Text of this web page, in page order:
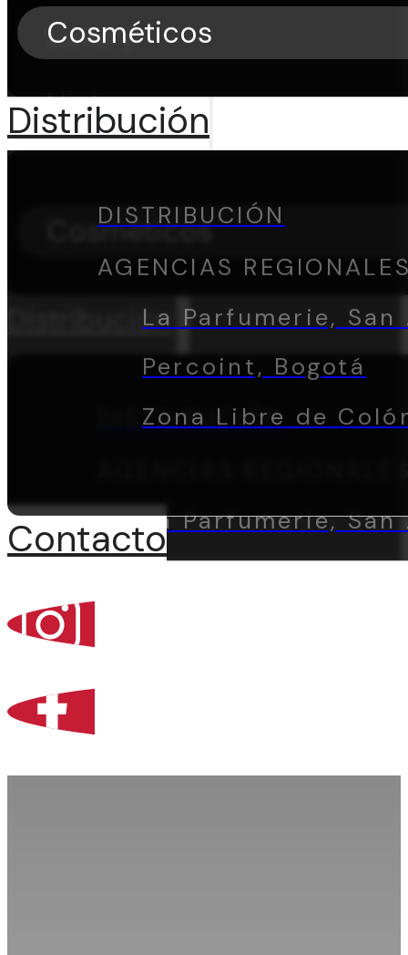
Luxury
Niche
Cosméticos
Distribución
DISTRIBUCIÓN
La Parfumerie,
Percoint, Bogotá
Contacto
Cosméticos
Distribución
DISTRIBUCIÓN
AGENCIAS
La Parfumerie,
Percoint, Bogotá
Zona Libre de
Contacto